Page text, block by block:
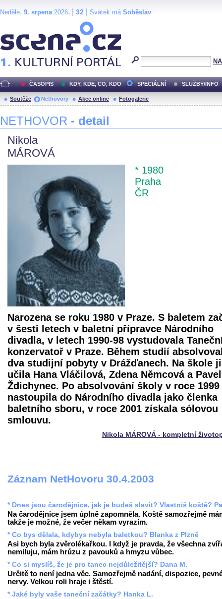
Neděle, 9. srpena2026, | 32 Svátek má Soběslav
ČASOPIS KDY, KDE, CO, KDO SPECIÁLNÍ SLUŽBY/INFO
Soutěže Nethovory Akce online Fotogalerie
NETHOVOR - detail
Nikola
MÁROVÁ
* 1980
Praha
ČR
Narozena se roku 1980 v Praze. S baletem
v šesti letech v baletní přípravce Národního
divadla, v letech 1990-98 vystudovala
konzervatoř v Praze. Během studií
dva studijní pobyty v Drážďanech. Na škole ji
učila Hana Vláčilová, Zdena Němcová a Pavel
Ždichynec. Po absolvování školy v roce 1999
nastoupila do Národního divadla jako členka
baletního sboru, v roce 2001 získala sólovou
smlouvu.
Nikola MÁROVÁ - kompletní
Záznam NetHovoru 30.4.2003
* Dnes jsou čarodějnice, jak je budeš slavit? Vlastníš koště?
Na čarodějnice jsem úplně zapomněla. Koště samozřejmě
takže je možné, že večer někam vyrazím.
* Co bys dělala, kdybys nebyla baletkou? Blanka z Plzně
Asi bych byla zvěrolékařkou. I když je pravda, že všechna
nemiluju, mám hrůzu z pavouků a hmyzu vůbec.
* Co si myslíš, že je pro tanec nejdůležitější? Dana M.
Určitě to není jedna věc. Samozřejmě nadání, dispozice,
nervy. Velkou roli hraje i štěstí.
* Jaké byly vaše taneční začátky? Hanka L.